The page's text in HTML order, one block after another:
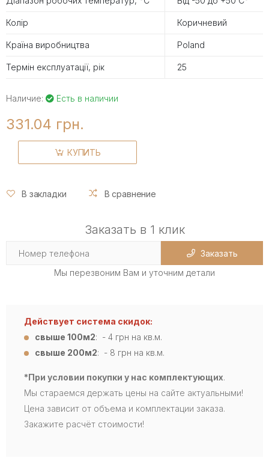
Колір Коричневий
Країна виробництва Poland
Термін експлуатації, рік 25
Наличие: Есть в наличии
331.04 грн.
КУПИТЬ
В закладки В сравнение
Заказать в 1 клик
Заказать
Мы перезвоним Вам и уточним детали
Действует система скидок:
свыше 100м2: - 4 грн на кв.м.
свыше 200м2: - 8 грн на кв.м.
*При условии покупки у нас комплектующих.
Мы стараемся держать цены на сайте актуальными!
Цена зависит от объема и комплектации заказа.
Закажите расчёт стоимости!